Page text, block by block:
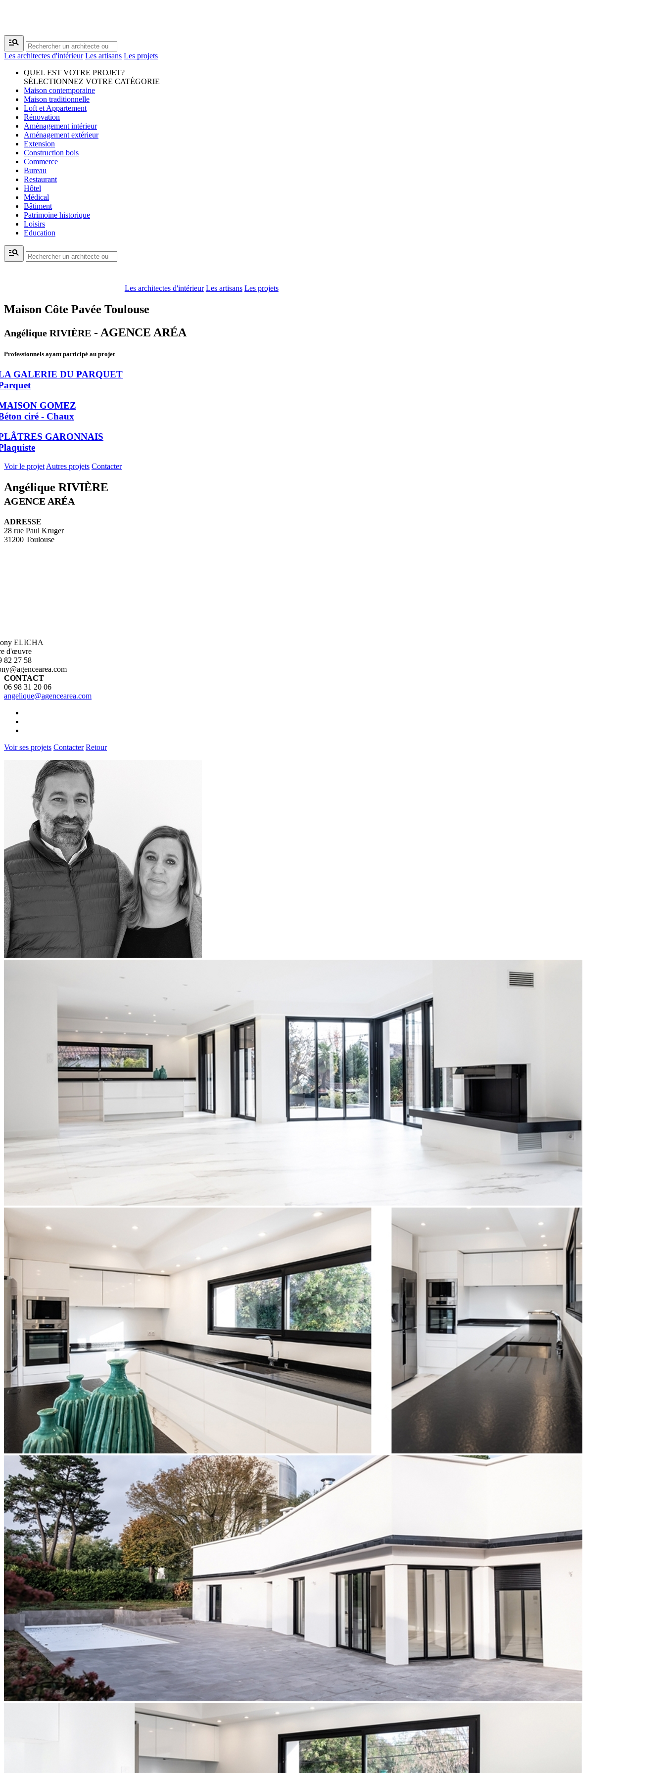
manage_search
Les architectes d'intérieur Les artisans Les projets
QUEL EST VOTRE PROJET?
SÉLECTIONNEZ VOTRE CATÉGORIE
Maison contemporaine
Maison traditionnelle
Loft et Appartement
Rénovation
Aménagement intérieur
Aménagement extérieur
Extension
Construction bois
Commerce
Bureau
Restaurant
Hôtel
Médical
Bâtiment
Patrimoine historique
Loisirs
Education
manage_search
Les architectes d'intérieur Les artisans Les projets
Maison Côte Pavée Toulouse
Angélique RIVIÈRE - AGENCE ARÉA
Professionnels ayant participé au projet
GALERIE DU PARQUET
GOMEZ
ciré - Chaux
GARONNAIS
Voir le projet Autres projets Contacter
Angélique RIVIÈRE
AGENCE ARÉA
ADRESSE
28 rue Paul Kruger
31200 Toulouse
ELICHA
d'œuvre
82 27 58
CONTACT
06 98 31 20 06
angelique@agencearea.com
Voir ses projets Contacter Retour